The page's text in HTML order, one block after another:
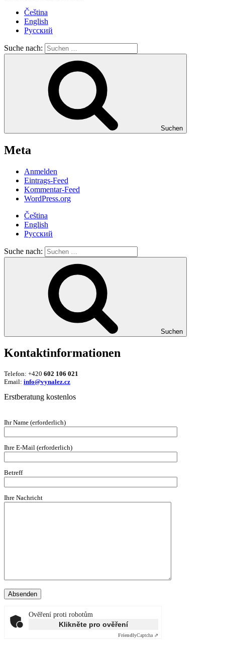
Čeština
English
Русский
Suche nach:
Suchen
Meta
Anmelden
Eintrags-Feed
Kommentar-Feed
WordPress.org
Čeština
English
Русский
Suche nach:
Suchen
Kontaktinformationen
Telefon: +420 602 106 021
Email: info@vynalez.cz
Erstberatung kostenlos
Ihr Name (erforderlich)
Ihre E-Mail (erforderlich)
Betreff
Ihre Nachricht
Ověření proti robotům
Klikněte pro ověření
FriendlyCaptcha ⇗